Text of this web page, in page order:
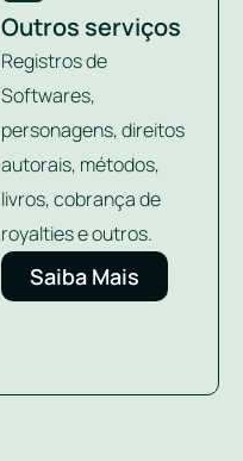
Outros serviços
Registros de
Softwares,
personagens, direitos
autorais, métodos,
livros, cobrança de
royalties e outros.
Saiba Mais